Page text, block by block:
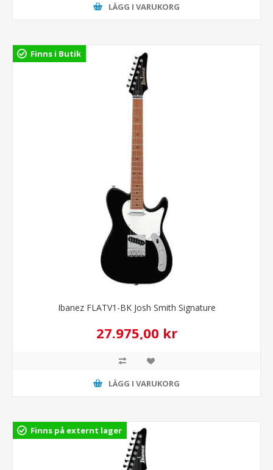
LÄGG I VARUKORG
Finns i Butik
Ibanez FLATV1-BK Josh Smith Signature
27.975,00 kr
LÄGG I VARUKORG
Finns på externt lager